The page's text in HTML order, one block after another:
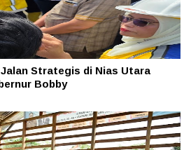
Strategis di Nias Utara
Bobby